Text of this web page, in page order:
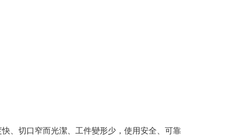
、切口窄而光潔、工件變形少，使用安全、可靠